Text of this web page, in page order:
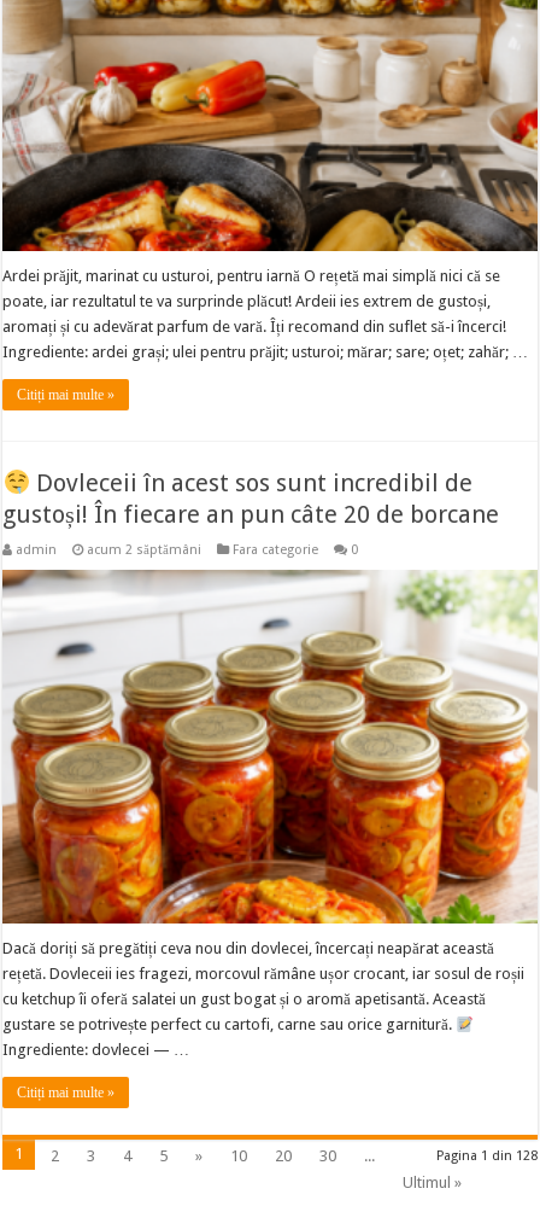
Ardei prăjit, marinat cu usturoi, pentru iarnă O rețetă mai simplă nici că se
poate, iar rezultatul te va surprinde plăcut! Ardeii ies extrem de gustoși,
aromați și cu adevărat parfum de vară. Îți recomand din suflet să-i încerci!
Ingrediente: ardei grași; ulei pentru prăjit; usturoi; mărar; sare; oțet; zahăr; …
Citiți mai multe »
Dovleceii în acest sos sunt incredibil de
gustoși! În fiecare an pun câte 20 de borcane
admin acum 2 săptămâni Fara categorie 0
Dacă doriți să pregătiți ceva nou din dovlecei, încercați neapărat această
rețetă. Dovleceii ies fragezi, morcovul rămâne ușor crocant, iar sosul de roșii
cu ketchup îi oferă salatei un gust bogat și o aromă apetisantă. Această
gustare se potrivește perfect cu cartofi, carne sau orice garnitură.
Ingrediente: dovlecei — …
Citiți mai multe »
Pagina 1 din 128
1 2 3 4 5 » 10 20 30
...
Ultimul »